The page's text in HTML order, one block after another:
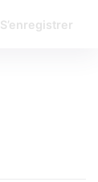
S’enregistrer